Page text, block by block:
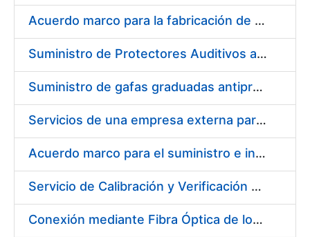
Show/Hide
Acuerdo marco para la fabricación de piezas
Suministro de Protectores Auditivos a medida para las personas trabajadoras de los Centros de Trabajo de Madrid y Burgos
Suministro de gafas graduadas antiproyecciones para los trabajadores de la FNMT-RCM en los centros de trabajo de Madrid y Burgos
Servicios de una empresa externa para el asesoramiento y resolución de los recursos de alzada que se presentan relacionados con procesos de selección para la FNMT-RCM
Acuerdo marco para el suministro e instalación de persianas, estores y otros complementos
Servicio de Calibración y Verificación Externa de los Equipos de Medición del Servicio de Prevención de la FNMT-RCM
Conexión mediante Fibra Óptica de los Centros de Proceso de Datos (CPDs) de las sedes de la FNMT-RCM de Burgos y Madrid